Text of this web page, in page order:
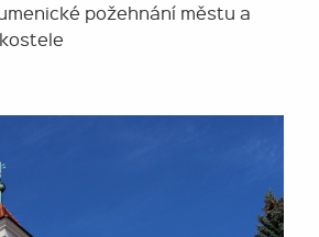
požehnání městu a